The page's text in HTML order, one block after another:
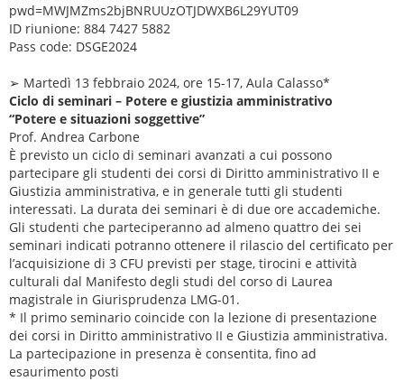
pwd=MWJMZms2bjBNRUUzOTJDWXB6L29YUT09
ID riunione: 884 7427 5882
Pass code: DSGE2024
➢ Martedì 13 febbraio 2024, ore 15-17, Aula Calasso*
Ciclo di seminari – Potere e giustizia amministrativo
“Potere e situazioni soggettive”
Prof. Andrea Carbone
È previsto un ciclo di seminari avanzati a cui possono
partecipare gli studenti dei corsi di Diritto amministrativo II e
Giustizia amministrativa, e in generale tutti gli studenti
interessati. La durata dei seminari è di due ore accademiche.
Gli studenti che parteciperanno ad almeno quattro dei sei
seminari indicati potranno ottenere il rilascio del certificato per
l’acquisizione di 3 CFU previsti per stage, tirocini e attività
culturali dal Manifesto degli studi del corso di Laurea
magistrale in Giurisprudenza LMG-01.
* Il primo seminario coincide con la lezione di presentazione
dei corsi in Diritto amministrativo II e Giustizia amministrativa.
La partecipazione in presenza è consentita, fino ad
esaurimento posti